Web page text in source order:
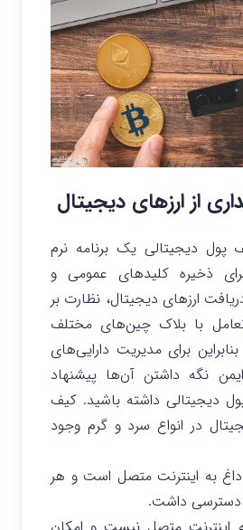
از ارزهای دیجیتال
دیجیتالی یک برنامه نرم
ذخیره کلیدهای عمومی و
ارزهای دیجیتال، نظارت بر
با بلاک چین‌های مختلف
برای مدیریت دارایی‌های
نگه داشتن آن‌ها پیشنهاد
دیجیتالی داشته باشید. کیف
در انواع سرد و گرم وجود
به اینترنت متصل است و هر
دسترسی داشت.